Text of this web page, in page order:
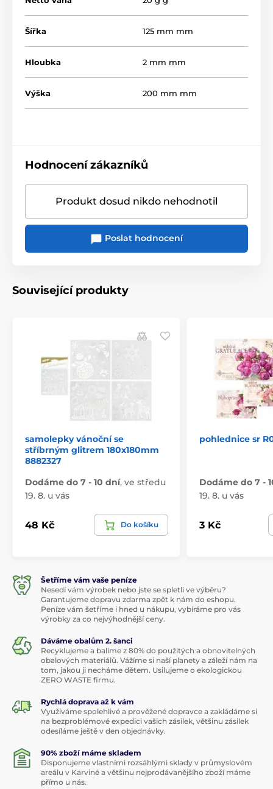
Šířka 125 mm mm
Hloubka 2 mm mm
Výška 200 mm mm
Hodnocení zákazníků
Produkt dosud nikdo nehodnotil
Poslat hodnocení
Související produkty
samolepky vánoční se
stříbrným glitrem 180x180mm
8882327
Dodáme do 7 - 10 dní, ve středu
19. 8. u vás
48 Kč Do košíku
pohlednice sr
Dodáme do 7 -
19. 8. u vás
3 Kč
Šetříme vám vaše peníze
Nesedí vám výrobek nebo jste se spletli ve výběru?
Garantujeme dopravu zdarma zpět k nám do eshopu.
Peníze vám šetříme i hned u nákupu, vybíráme pro vás
výrobky za co nejvýhodnější ceny.
Dáváme obalům 2. šanci
Recyklujeme a balíme z 80% do použitých a obnovitelných
obalových materiálů. Vážíme si naší planety a záleží nám na
tom, jakou ji necháme dětem. Usilujeme o ekologickou
ZERO WASTE firmu.
Rychlá doprava až k vám
Využíváme spolehlivé a prověžené dopravce a zakládáme si
na bezproblémové expedici vašich zásilek, většinu zásilek
odesíláme ještě v den objednávky.
90% zboží máme skladem
Disponujeme vlastními rozsáhlými sklady v průmyslovém
areálu v Karviné a většinu nejprodávanějšího zboží máme
přímo u nás.